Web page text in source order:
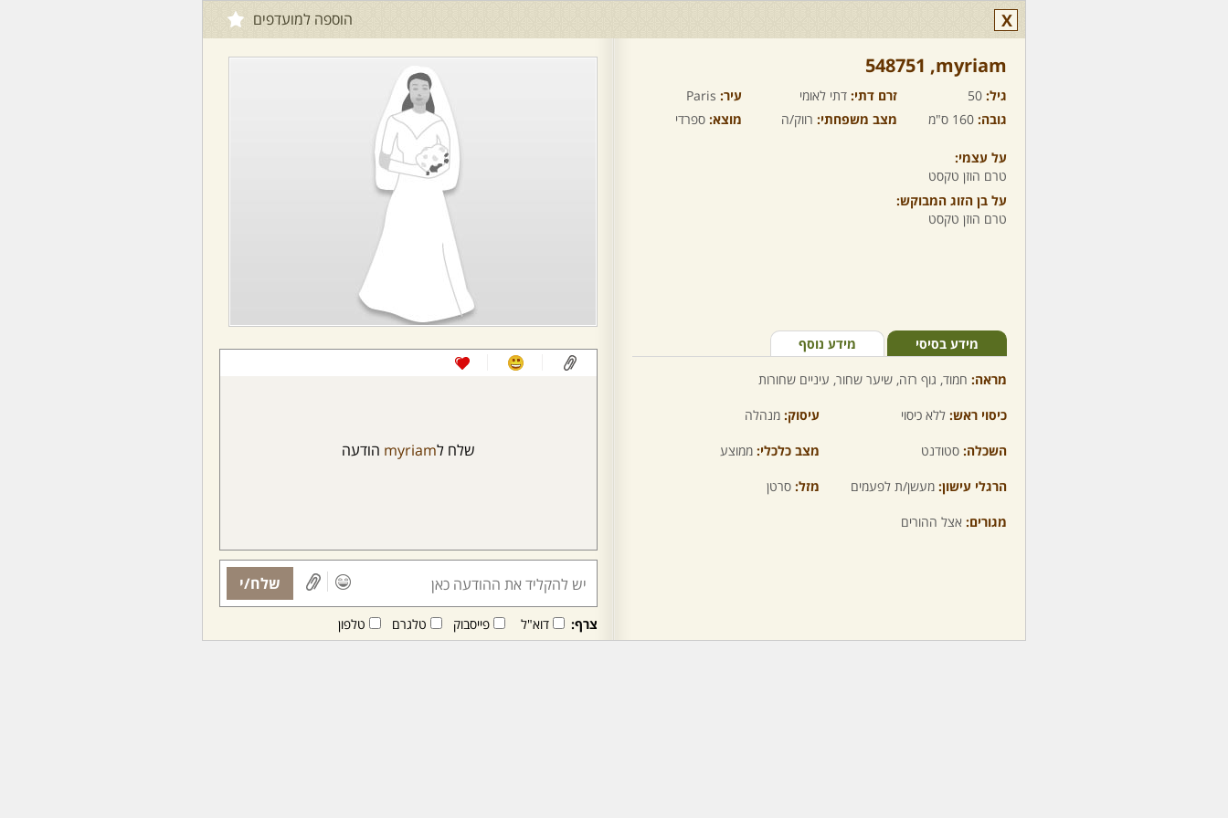
X הוספה למועדפים
myriam,‏ 548751
גיל: 50 זרם דתי: דתי לאומי עיר: Paris
גובה: 160 ס"מ מצב משפחתי: רווק/ה מוצא: ספרדי
על עצמי:
טרם הוזן טקסט
על בן הזוג המבוקש:
טרם הוזן טקסט
מידע בסיסי מידע נוסף
מראה: חמוד, גוף רזה, שיער שחור, עיניים שחורות
כיסוי ראש: ללא כיסוי עיסוק: מנהלה
השכלה: סטודנט מצב כלכלי: ממוצע
הרגלי עישון: מעשן/ת לפעמים מזל: סרטן
מגורים: אצל ההורים
שלח לmyriam הודעה
שלח/י
צרף: דוא"ל פייסבוק טלגרם טלפון